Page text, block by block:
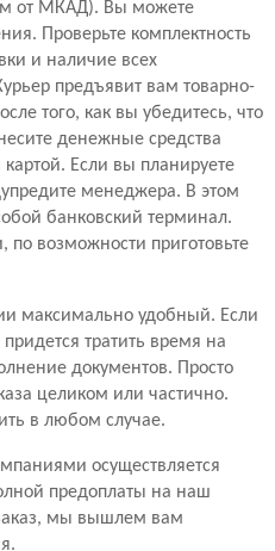
от МКАД). Вы можете
Проверьте комплектность
и наличие всех
предъявит вам товарно-
того, как вы убедитесь, что
денежные средства
Если вы планируете
менеджера. В этом
банковский терминал.
возможности приготовьте
максимально удобный. Если
тратить время на
документов. Просто
целиком или частично.
в любом случае.
осуществляется
предоплаты на наш
мы вышлем вам